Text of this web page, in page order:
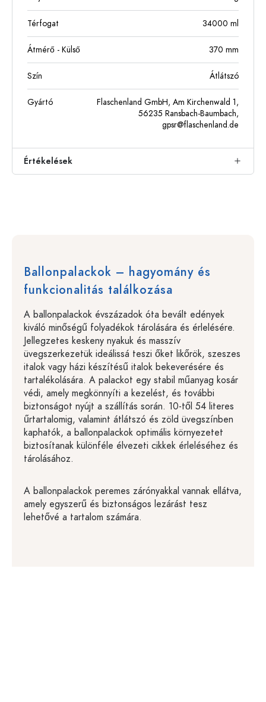
Térfogat 34000 ml
Átmérő - Külső 370 mm
Szín Átlátszó
Gyártó
Flaschenland GmbH, Am Kirchenwald 1,
56235 Ransbach-Baumbach,
gpsr@flaschenland.de
Értékelések
Ballonpalackok – hagyomány és
funkcionalitás találkozása
A ballonpalackok évszázadok óta bevált edények
kiváló minőségű folyadékok tárolására és érlelésére.
Jellegzetes keskeny nyakuk és masszív
üvegszerkezetük ideálissá teszi őket likőrök, szeszes
italok vagy házi készítésű italok bekeverésére és
tartalékolására. A palackot egy stabil műanyag kosár
védi, amely megkönnyíti a kezelést, és további
biztonságot nyújt a szállítás során. 10-től 54 literes
űrtartalomig, valamint átlátszó és zöld üvegszínben
kaphatók, a ballonpalackok optimális környezetet
biztosítanak különféle élvezeti cikkek érleléséhez és
tárolásához.
A ballonpalackok peremes zárónyakkal vannak ellátva,
amely egyszerű és biztonságos lezárást tesz
lehetővé a tartalom számára.